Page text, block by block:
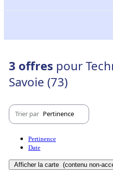
3 offres pour
Savoie (73)
Trier par Pertinence
Pertinence
Date
Afficher la carte (contenu non-